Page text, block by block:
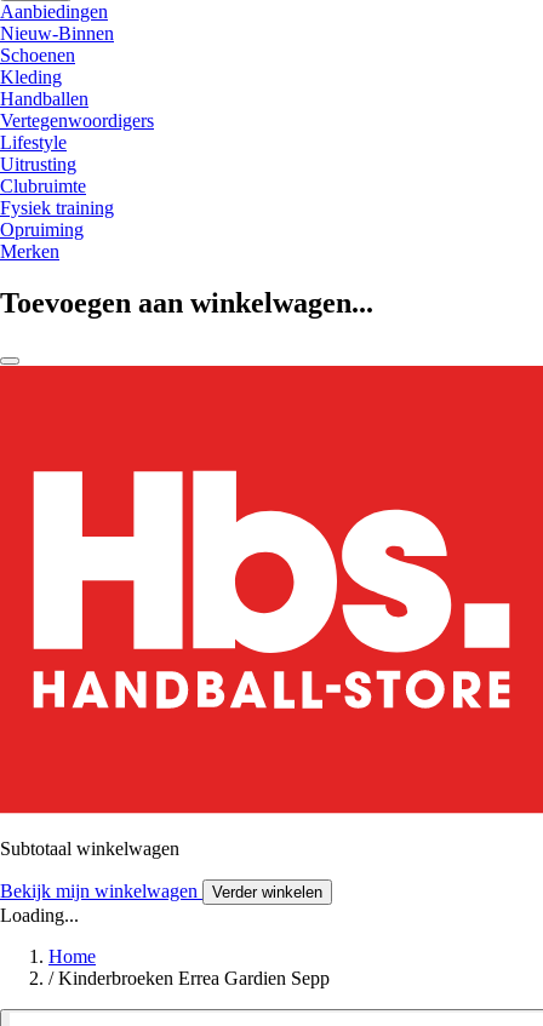
Aanbiedingen
Nieuw-Binnen
Schoenen
Kleding
Handballen
Vertegenwoordigers
Lifestyle
Uitrusting
Clubruimte
Fysiek training
Opruiming
Merken
Toevoegen aan winkelwagen...
Subtotaal winkelwagen
Bekijk mijn winkelwagen Verder winkelen
Loading...
Home
/ Kinderbroeken Errea Gardien Sepp